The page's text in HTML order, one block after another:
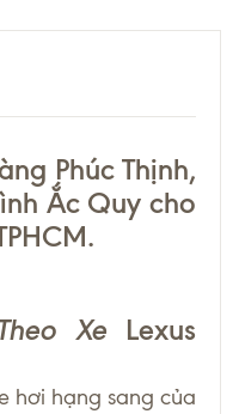
Phúc Thịnh,
Ắc Quy cho
Xe Lexus
hơi hạng sang của